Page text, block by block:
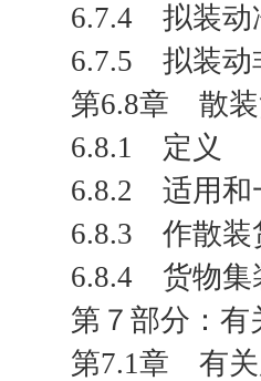
6.7.4 拟装动
6.7.5 拟装动
第6.8章 散装
6.8.1 定义
6.8.2 适用和
6.8.3 作散装
6.8.4 货物集
第７部分：有
第7.1章 有关